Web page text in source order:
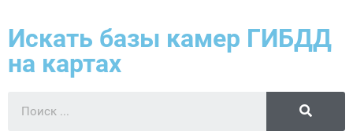
Искать базы камер ГИБДД
на картах